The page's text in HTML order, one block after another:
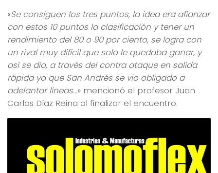
«Se consiguen los tres puntos, la idea era afianzar
con estos 10 puntos la clasificación y tener un
rendimiento del 80 o 90 por ciento, se logra con
un rival muy difícil que solo le quedaba ganar, y
así se dio, a través del contra ataque en salida
rápida ya que San Andrés se vio obligado a
adelantar líneas…» mencionó el profesor Juan
Carlos Díaz Reina al finalizar el encuentro.